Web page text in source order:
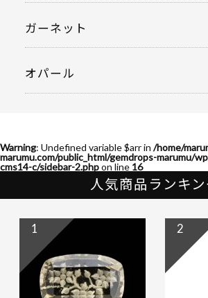
ガーネット
オパール
Warning: Undefined variable $arr in /home/
marumu.com/public_html/gemdrops-marumu/
cms14-c/sidebar-2.phpon line 16
人気商品ランキ
1 2